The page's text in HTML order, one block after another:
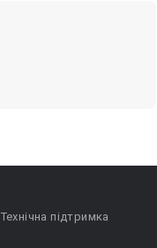
Технічна підтримка